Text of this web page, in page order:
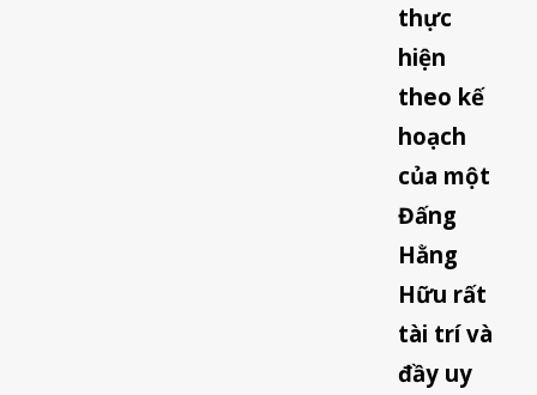
thực
hiện
theo kế
hoạch
của một
Đấng
Hằng
Hữu rất
tài trí và
đầy uy